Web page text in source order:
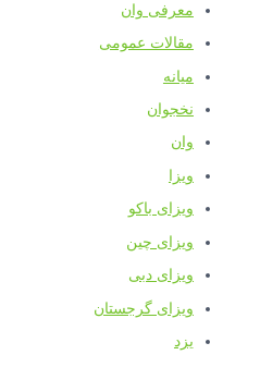
معرفی وان
مقالات عمومی
میانه
نخجوان
وان
ویزا
ویزای باکو
ویزای چین
ویزای دبی
ویزای گرجستان
یزد